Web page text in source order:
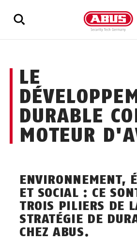
de
tous
les
résultats
LE
DURABLE
MOTEUR
ENVIRONNEMENT,
ET SOCIAL : CE
TROIS PILIERS DE
STRATÉGIE DE
CHEZ ABUS.